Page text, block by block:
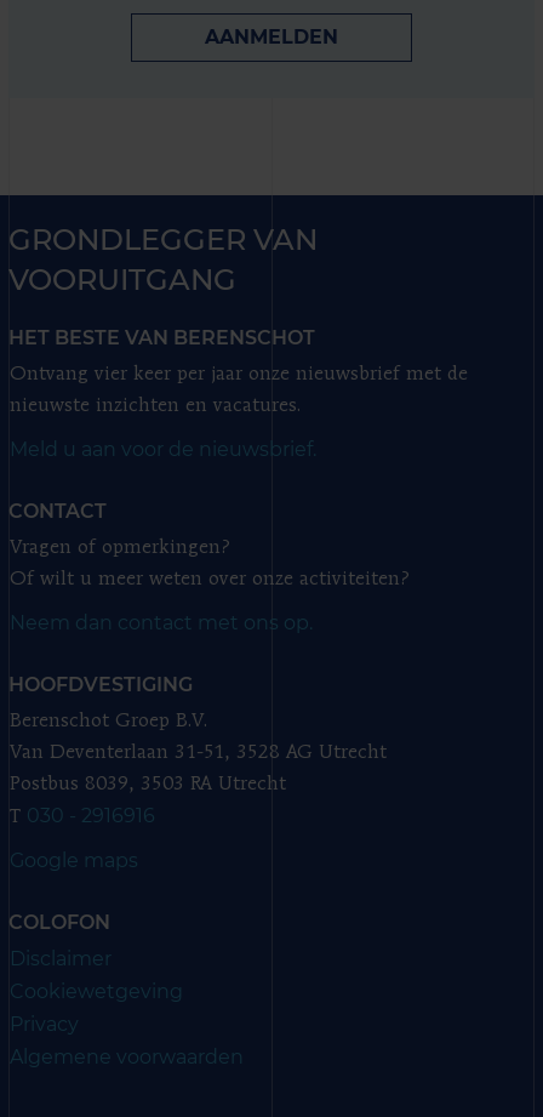
AANMELDEN
GRONDLEGGER VAN
VOORUITGANG
HET BESTE VAN BERENSCHOT
Ontvang vier keer per jaar onze nieuwsbrief met de
nieuwste inzichten en vacatures.
Meld u aan voor de nieuwsbrief.
CONTACT
Vragen of opmerkingen?
Of wilt u meer weten over onze activiteiten?
Neem dan contact met ons op.
HOOFDVESTIGING
Berenschot Groep B.V.
Van Deventerlaan 31-51, 3528 AG Utrecht
Postbus 8039, 3503 RA Utrecht
T 030 - 2916916
Google maps
COLOFON
Disclaimer
Cookiewetgeving
Privacy
Algemene voorwaarden